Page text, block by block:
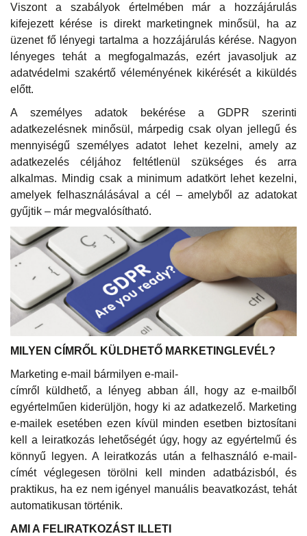
Viszont a szabályok értelmében már a hozzájárulás
kifejezett kérése is direkt marketingnek minősül, ha az
üzenet fő lényegi tartalma a hozzájárulás kérése. Nagyon
lényeges tehát a megfogalmazás, ezért javasoljuk az
adatvédelmi szakértő véleményének kikérését a kiküldés
előtt.
A személyes adatok bekérése a GDPR szerinti
adatkezelésnek minősül, márpedig csak olyan jellegű és
mennyiségű személyes adatot lehet kezelni, amely az
adatkezelés céljához feltétlenül szükséges és arra
alkalmas. Mindig csak a minimum adatkört lehet kezelni,
amelyek felhasználásával a cél – amelyből az adatokat
gyűjtik – már megvalósítható.
MILYEN CÍMRŐL KÜLDHETŐ MARKETINGLEVÉL?
Marketing e-mail bármilyen e-mail-
címről küldhető, a lényeg abban áll, hogy az e-mailből
egyértelműen kiderüljön, hogy ki az adatkezelő. Marketing
e-mailek esetében ezen kívül minden esetben biztosítani
kell a leiratkozás lehetőségét úgy, hogy az egyértelmű és
könnyű legyen. A leiratkozás után a felhasználó e-mail-
címét véglegesen törölni kell minden adatbázisból, és
praktikus, ha ez nem igényel manuális beavatkozást, tehát
automatikusan történik.
AMI A FELIRATKOZÁST ILLETI